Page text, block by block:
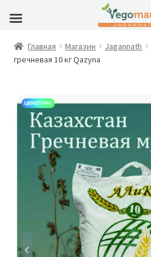
Главная Магазин Jagannath
гречневая 10 кг Qazyna